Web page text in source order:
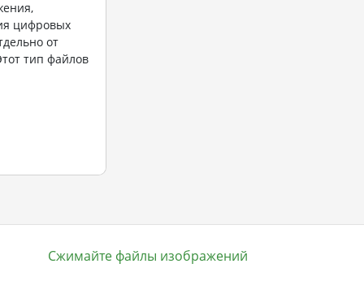
цифровых
от
тип файлов
Сжимайте файлы изображений